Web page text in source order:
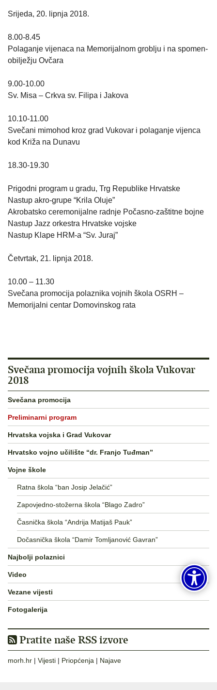
Srijeda, 20. lipnja 2018.
8.00-8.45
Polaganje vijenaca na Memorijalnom groblju i na spomen-
obilježju Ovčara
9.00-10.00
Sv. Misa – Crkva sv. Filipa i Jakova
10.10-11.00
Svečani mimohod kroz grad Vukovar i polaganje vijenca
kod Križa na Dunavu
18.30-19.30
Prigodni program u gradu, Trg Republike Hrvatske
Nastup akro-grupe “Krila Oluje”
Akrobatsko ceremonijalne radnje Počasno-zaštitne bojne
Nastup Jazz orkestra Hrvatske vojske
Nastup Klape HRM-a “Sv. Juraj”
Četvrtak, 21. lipnja 2018.
10.00 – 11.30
Svečana promocija polaznika vojnih škola OSRH –
Memorijalni centar Domovinskog rata
Svečana promocija vojnih škola Vukovar
2018
Svečana promocija
Preliminarni program
Hrvatska vojska i Grad Vukovar
Hrvatsko vojno učilište “dr. Franjo Tuđman”
Vojne škole
Ratna škola “ban Josip Jelačić”
Zapovjedno-stožerna škola “Blago Zadro”
Časnička škola “Andrija Matijaš Pauk”
Dočasnička škola “Damir Tomljanović Gavran”
Najbolji polaznici
Video
Vezane vijesti
Fotogalerija
Pratite naše RSS izvore
morh.hr | Vijesti | Priopćenja | Najave